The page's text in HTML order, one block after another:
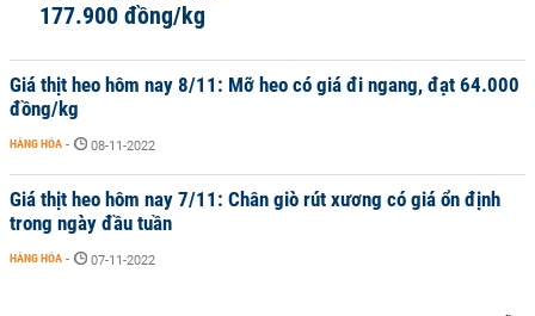
177.900 đồng/kg
Giá thịt heo hôm nay 8/11: Mỡ heo có giá đi ngang, đạt 64.000
đồng/kg
HÀNG HÓA - 08-11-2022
Giá thịt heo hôm nay 7/11: Chân giò rút xương có giá ổn định
trong ngày đầu tuần
HÀNG HÓA - 07-11-2022